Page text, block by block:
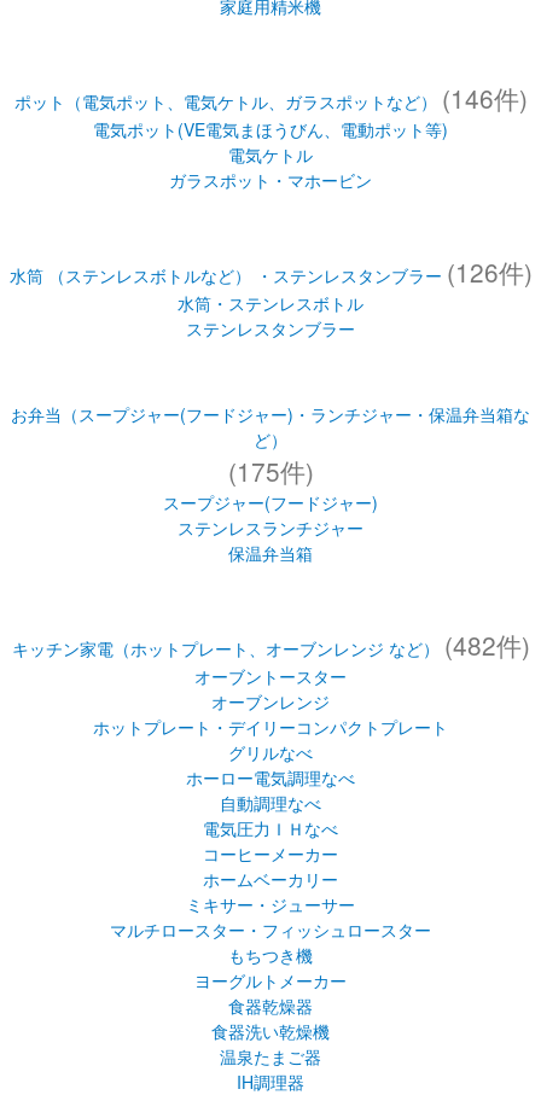
家庭用精米機
ポット（電気ポット、電気ケトル、ガラスポットなど） (146件)
電気ポット(VE電気まほうびん、電動ポット等)
電気ケトル
ガラスポット・マホービン
水筒 （ステンレスボトルなど） ・ステンレスタンブラー (126件)
水筒・ステンレスボトル
ステンレスタンブラー
お弁当（スープジャー(フードジャー)・ランチジャー・保温弁当箱な
ど）
(175件)
スープジャー(フードジャー)
ステンレスランチジャー
保温弁当箱
キッチン家電（ホットプレート、オーブンレンジ など） (482件)
オーブントースター
オーブンレンジ
ホットプレート・デイリーコンパクトプレート
グリルなべ
ホーロー電気調理なべ
自動調理なべ
電気圧力ＩＨなべ
コーヒーメーカー
ホームベーカリー
ミキサー・ジューサー
マルチロースター・フィッシュロースター
もちつき機
ヨーグルトメーカー
食器乾燥器
食器洗い乾燥機
温泉たまご器
IH調理器